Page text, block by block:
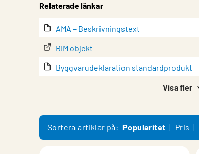
Relaterade länkar
AMA – Beskrivningstext
BIM objekt
Byggvarudeklaration standardprodukt
Datablad
lindQST – Produktdokumentation
Visa fler
Sortera artiklar på: Popularitet Pris